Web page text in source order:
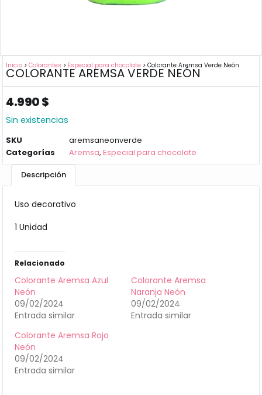
Inicio >Colorantes > Especial para chocolate > Colorante Aremsa Verde Neón
COLORANTE AREMSA VERDE NEÓN
4.990$
Sin existencias
SKU
aremsaneonverde
Categorías
Aremsa,Especial para chocolate
Descripción
Uso decorativo
1 Unidad
Relacionado
Colorante Aremsa Azul
Neón
09/02/2024
Entrada similar
Colorante Aremsa
Naranja Neón
09/02/2024
Entrada similar
Colorante Aremsa Rojo
Neón
09/02/2024
Entrada similar